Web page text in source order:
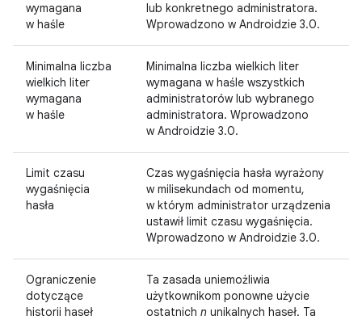
wymagana
w haśle
lub konkretnego administratora.
Wprowadzono w Androidzie 3.0.
Minimalna liczba
wielkich liter
wymagana
w haśle
Minimalna liczba wielkich liter
wymagana w haśle wszystkich
administratorów lub wybranego
administratora. Wprowadzono
w Androidzie 3.0.
Limit czasu
wygaśnięcia
hasła
Czas wygaśnięcia hasła wyrażony
w milisekundach od momentu,
w którym administrator urządzenia
ustawił limit czasu wygaśnięcia.
Wprowadzono w Androidzie 3.0.
Ograniczenie
dotyczące
historii haseł
Ta zasada uniemożliwia
użytkownikom ponowne użycie
ostatnich n unikalnych haseł. Ta